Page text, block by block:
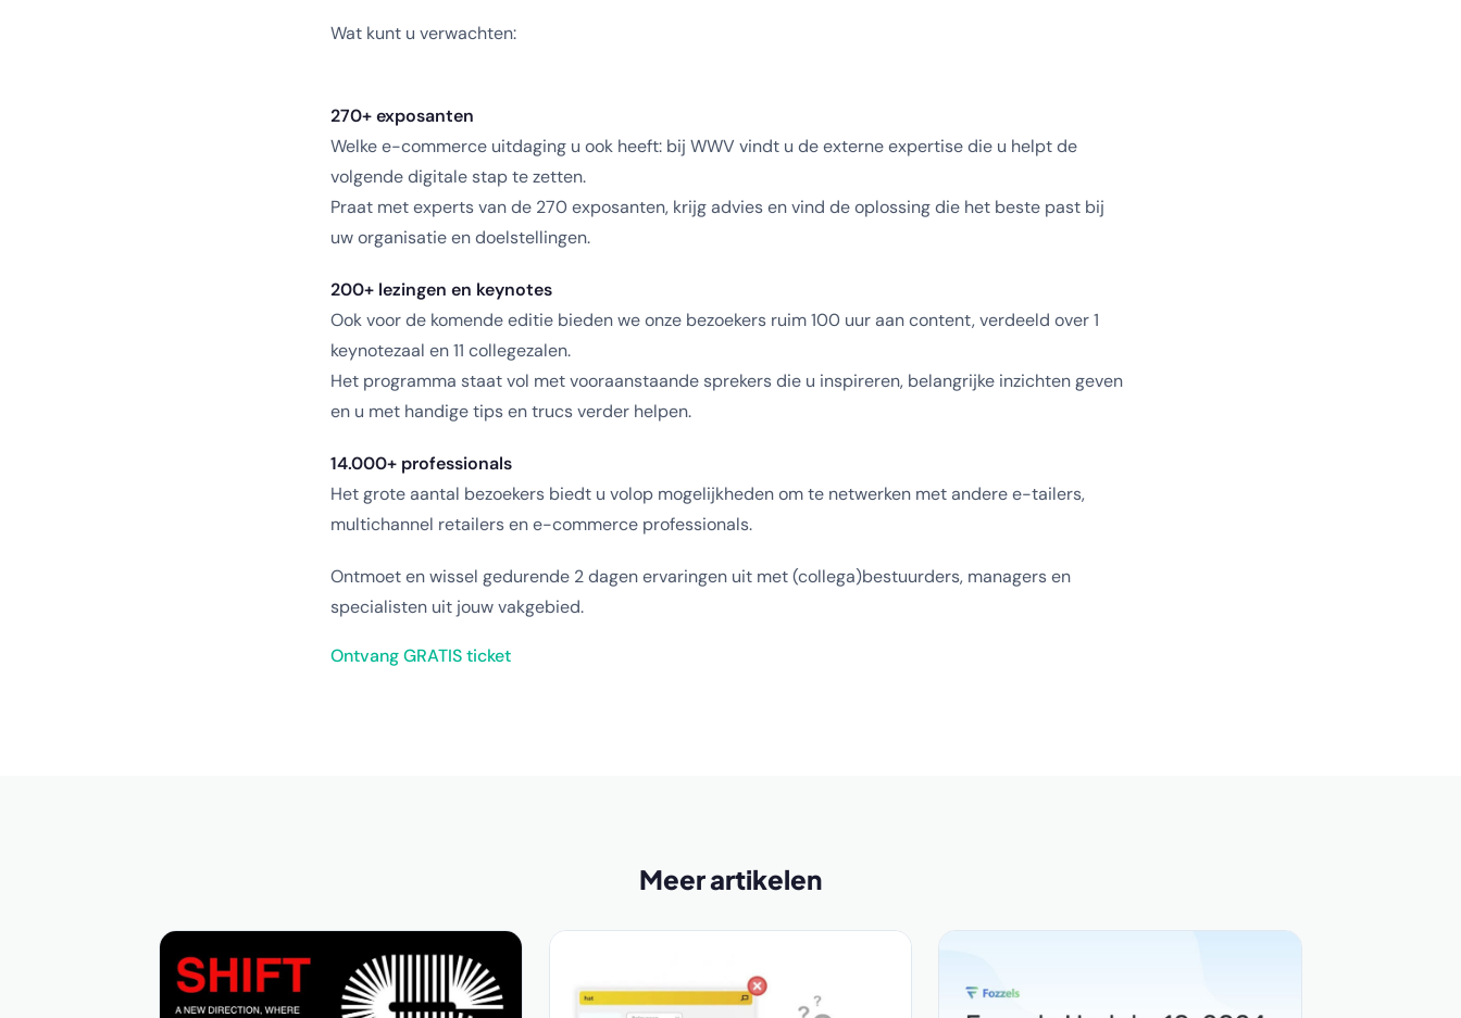
Wat kunt u verwachten:
270+ exposanten
Welke e-commerce uitdaging u ook heeft: bij WWV vindt u de externe expertise die u helpt de
volgende digitale stap te zetten.
Praat met experts van de 270 exposanten, krijg advies en vind de oplossing die het beste past bij
uw organisatie en doelstellingen.
200+ lezingen en keynotes
Ook voor de komende editie bieden we onze bezoekers ruim 100 uur aan content, verdeeld over 1
keynotezaal en 11 collegezalen.
Het programma staat vol met vooraanstaande sprekers die u inspireren, belangrijke inzichten geven
en u met handige tips en trucs verder helpen.
14.000+ professionals
Het grote aantal bezoekers biedt u volop mogelijkheden om te netwerken met andere e-tailers,
multichannel retailers en e-commerce professionals.
Ontmoet en wissel gedurende 2 dagen ervaringen uit met (collega)bestuurders, managers en
specialisten uit jouw vakgebied.
Ontvang GRATIS ticket
Meer artikelen